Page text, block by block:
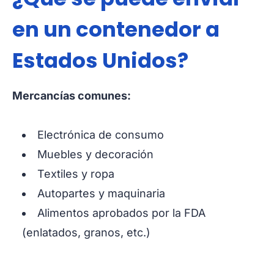
en un contenedor a
Estados Unidos?
Mercancías comunes:
Electrónica de consumo
Muebles y decoración
Textiles y ropa
Autopartes y maquinaria
Alimentos aprobados por la FDA
(enlatados, granos, etc.)